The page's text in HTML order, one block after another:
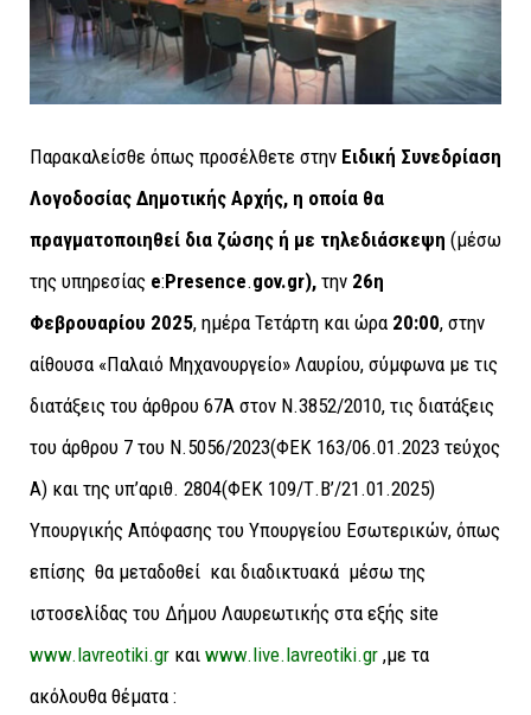
Παρακαλείσθε όπως προσέλθετε στην Ειδική Συνεδρίαση
Λογοδοσίας Δημοτικής Αρχής, η οποία θα
πραγματοποιηθεί δια ζώσης ή με τηλεδιάσκεψη (μέσω
της υπηρεσίας e:Presence.gov.gr), την 26η
Φεβρουαρίου 2025, ημέρα Τετάρτη και ώρα 20:00, στην
αίθουσα «Παλαιό Μηχανουργείο» Λαυρίου, σύμφωνα με τις
διατάξεις του άρθρου 67A στον Ν.3852/2010, τις διατάξεις
του άρθρου 7 του Ν.5056/2023(ΦΕΚ 163/06.01.2023 τεύχος
Α) και της υπ’αριθ. 2804(ΦΕΚ 109/Τ.Β’/21.01.2025)
Υπουργικής Απόφασης του Υπουργείου Εσωτερικών, όπως
επίσης θα μεταδοθεί και διαδικτυακά μέσω της
ιστοσελίδας του Δήμου Λαυρεωτικής στα εξής site
www.lavreotiki.gr και www.live.lavreotiki.gr ,με τα
ακόλουθα θέματα :